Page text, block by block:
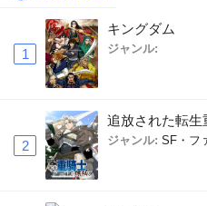
1
キングダム
ジャンル:
2
追放された転生
ジャンル: SF・フ